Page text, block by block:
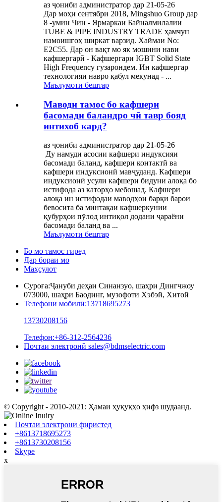
аз ҷониби администратор дар 21-05-26
Дар моҳи сентябри 2018, Mingshuo Group дар
8 -умин Чин - Ярмаркаи Байналмилалии
TUBE & PIPE INDUSTRY TRADE ҳамчун
намоишгоҳ ширкат варзид. Хаймаи No:
E2C55. Дар он вақт мо як мошини нави
кафшергарӣ - Кафшергари IGBT Solid State
High Frequency гузарондем. Ин кафшергар
технологияи навро қабул мекунад - ...
Маълумоти бештар
Маводи тамос бо кафшери
басомади баландро чӣ тавр бояд
интихоб кард?
аз ҷониби администратор дар 21-05-26
Ду намуди асосии кафшери индуксияи
басомади баланд, кафшери контактӣ ва
кафшери индуксионӣ мавҷуданд. Кафшери
индуксионӣ усули кафшери бидуни алоқа бо
истифода аз каторҳо мебошад. Кафшери
алоқа ин истифодаи маводҳои барқӣ барои
бевосита ба минтақаи кафшеркунии
қубурҳои пӯлод интиқол додани ҷараёни
басомади баланд ва ...
Маълумоти бештар
Бо мо тамос гиред
Дар бораи мо
Маҳсулот
Суроға:Ҷануби деҳаи Синанзуо, шаҳри Дингчжоу
073000, шаҳри Баодинг, музофоти Хэбэй, Хитой
Телефони мобилӣ:13718695273
13730208156
Телефон:+86-312-2564236
Почтаи электронӣ sales@bdmselectric.com
© Copyright - 2010-2021: Ҳамаи ҳуқуқҳо ҳифз шудаанд.
Почтаи электронӣ фиристед
+8613718695273
+8613730208156
Skype
x